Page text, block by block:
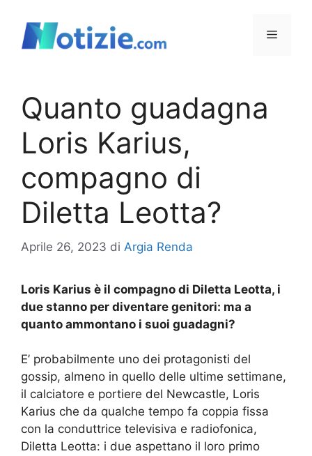
contenuto
Menu
Quanto guadagna
Loris Karius,
compagno di
Diletta Leotta?
Aprile 26, 2023 di Argia Renda
Loris Karius è il compagno di Diletta Leotta, i
due stanno per diventare genitori: ma a
quanto ammontano i suoi guadagni?
E’ probabilmente uno dei protagonisti del
gossip, almeno in quello delle ultime settimane,
il calciatore e portiere del Newcastle, Loris
Karius che da qualche tempo fa coppia fissa
con la conduttrice televisiva e radiofonica,
Diletta Leotta: i due aspettano il loro primo